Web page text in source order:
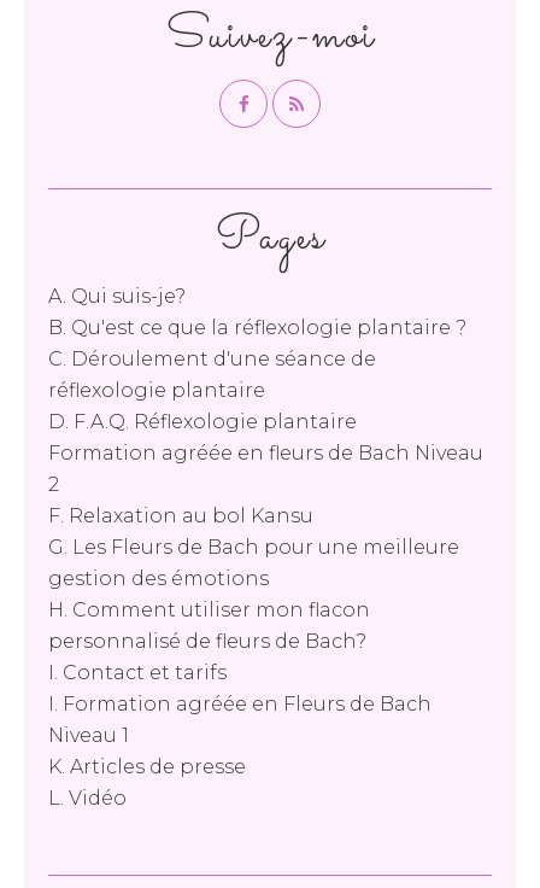
Pages
A. Qui suis-je?
B. Qu'est ce que la réflexologie plantaire ?
C. Déroulement d'une séance de
réflexologie plantaire
D. F.A.Q. Réflexologie plantaire
Formation agréée en fleurs de Bach Niveau
2
F. Relaxation au bol Kansu
G. Les Fleurs de Bach pour une meilleure
gestion des émotions
H. Comment utiliser mon flacon
personnalisé de fleurs de Bach?
I. Contact et tarifs
I. Formation agréée en Fleurs de Bach
Niveau 1
K. Articles de presse
L. Vidéo
Suivez-moi